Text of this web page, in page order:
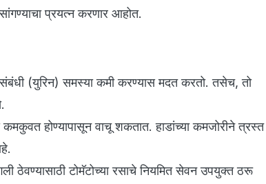
प्रयत्न करणार आहोत.
(युरिन) समस्या कमी करण्यास मदत करतो. तसेच, तो
कमकुवत होण्यापासून वाचू शकतात. हाडांच्या कमजोरीने त्रस्त
ठेवण्यासाठी टोमॅटोच्या रसाचे नियमित सेवन उपयुक्त ठरू